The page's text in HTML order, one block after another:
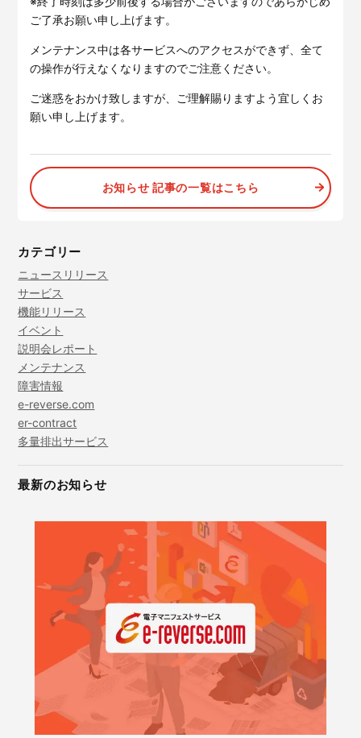
サービスサイトを見る
るサービスです。
ご了承お願い申し上げます。
メンテナンス中は各サービスへのアクセスができず、全て
の操作が行えなくなりますのでご注意ください。
ご迷惑をおかけ致しますが、ご理解賜りますよう宜しくお
願い申し上げます。
お知らせ 記事の一覧はこちら
カテゴリー
ニュースリリース
サービス
機能リリース
イベント
説明会レポート
メンテナンス
障害情報
e-reverse.com
er-contract
多量排出サービス
最新のお知らせ